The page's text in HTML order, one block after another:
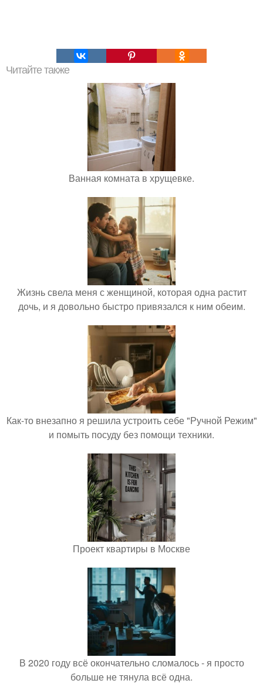
Читайте также
Ванная комната в хрущевке.
Жизнь свела меня с женщиной, которая одна растит
дочь, и я довольно быстро привязался к ним обеим.
Как-то внезапно я решила устроить себе "Ручной Режим"
и помыть посуду без помощи техники.
Проект квартиры в Москве
В 2020 году всё окончательно сломалось - я просто
больше не тянула всё одна.